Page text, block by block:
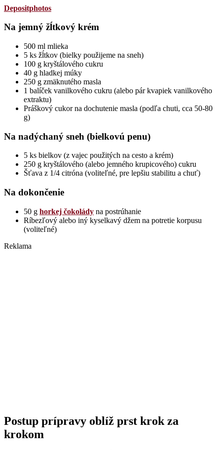
Depositphotos
Na jemný žĺtkový krém
500 ml mlieka
5 ks žĺtkov (bielky použijeme na sneh)
100 g kryštálového cukru
40 g hladkej múky
250 g zmäknutého masla
1 balíček vanilkového cukru (alebo pár kvapiek vanilkového
extraktu)
Práškový cukor na dochutenie masla (podľa chuti, cca 50-80
g)
Na nadýchaný sneh (bielkovú penu)
5 ks bielkov (z vajec použitých na cesto a krém)
250 g kryštálového (alebo jemného krupicového) cukru
Šťava z 1/4 citróna (voliteľné, pre lepšiu stabilitu a chuť)
Na dokončenie
50 g horkej čokolády na postrúhanie
Ríbezľový alebo iný kyselkavý džem na potretie korpusu
(voliteľné)
Reklama
Postup prípravy oblíž prst krok za
krokom